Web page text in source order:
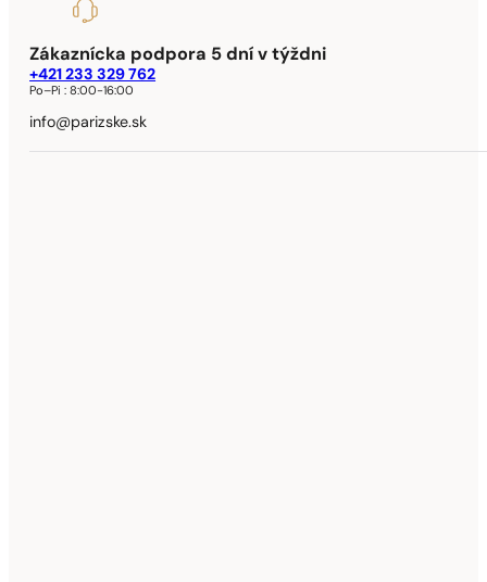
Zákaznícka podpora 5 dní v týždni
+421 233 329 762
Po–Pi :8:00-16:00
info@parizske.sk